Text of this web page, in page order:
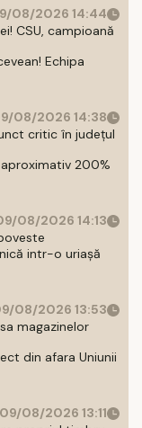
08/2026 14:44
CSU, campioană
Echipa
08/2026 14:38
critic în județul
200%
08/2026 14:13
intr-o uriaşă
08/2026 13:53
magazinelor
din afara Uniunii
09/08/2026 13:11